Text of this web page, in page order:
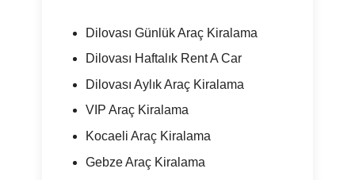
Dilovası Günlük Araç Kiralama
Dilovası Haftalık Rent A Car
Dilovası Aylık Araç Kiralama
VIP Araç Kiralama
Kocaeli Araç Kiralama
Gebze Araç Kiralama